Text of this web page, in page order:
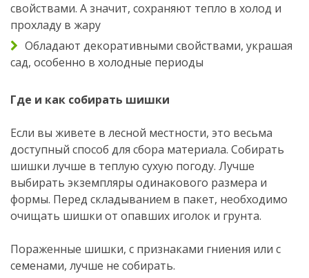
свойствами. А значит, сохраняют тепло в холод и
прохладу в жару
Обладают декоративными свойствами, украшая
сад, особенно в холодные периоды
Где и как собирать шишки
Если вы живете в лесной местности, это весьма
доступный способ для сбора материала. Собирать
шишки лучше в теплую сухую погоду. Лучше
выбирать экземпляры одинакового размера и
формы. Перед складыванием в пакет, необходимо
очищать шишки от опавших иголок и грунта.
Пораженные шишки, с признаками гниения или с
семенами, лучше не собирать.